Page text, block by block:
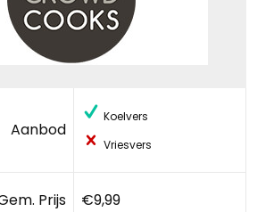
Aanbod
Koelvers
Vriesvers
Prijs €9,99